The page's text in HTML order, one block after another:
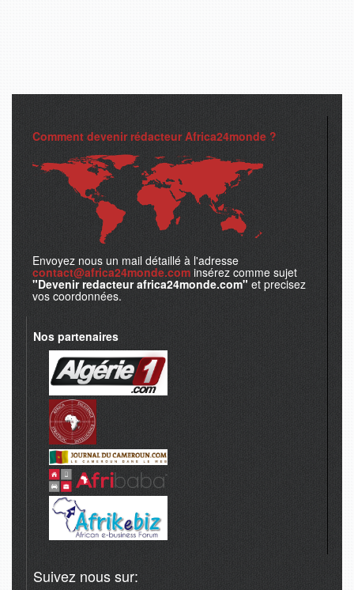
Comment devenir rédacteur Africa24monde ?
Envoyez nous un mail détaillé à l'adresse
contact@africa24monde.com insérez comme sujet
"Devenir redacteur africa24monde.com" et precisez
vos coordonnées.
Nos partenaires
Suivez nous sur: